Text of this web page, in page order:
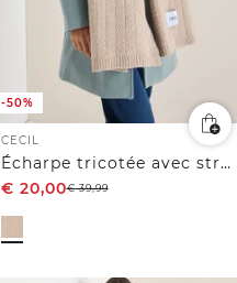
-50%
CECIL
Écharpe tricotée avec structure
€ 20,00€39,99